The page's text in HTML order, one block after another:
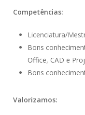
Competências:
Licenciatura/
Bons
Office, CAD e
Bons
Valorizamos: